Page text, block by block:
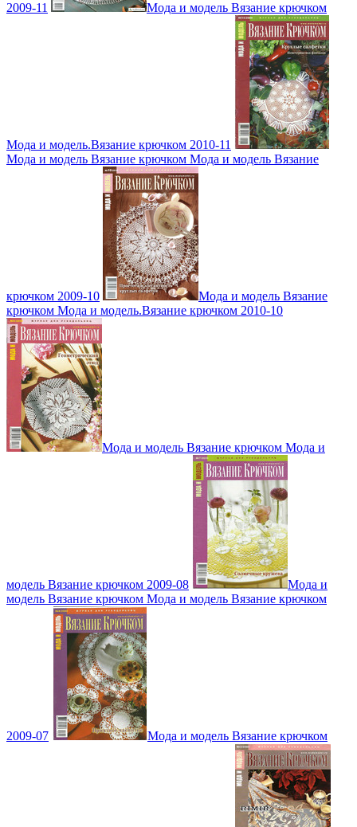
2009-11 Мода и модель Вязание крючком
Мода и модель.Вязание крючком 2010-11
Мода и модель Вязание крючком Мода и модель Вязание
крючком 2009-10
Мода и модель Вязание
крючком Мода и модель.Вязание крючком 2010-10
Мода и модель Вязание крючком Мода и
модель Вязание крючком 2009-08
Мода и
модель Вязание крючком Мода и модель Вязание крючком
2009-07 Мода и модель Вязание крючком